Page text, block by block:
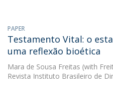
PAPER
Testamento Vital: o
uma reflexão bioética
Mara de Sousa Freitas (with
Revista Instituto Brasileiro de